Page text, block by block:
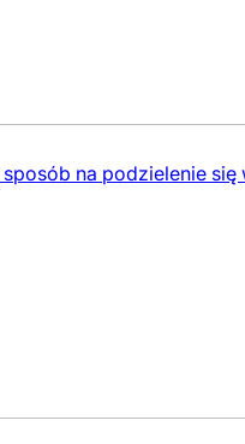
na podzielenie się